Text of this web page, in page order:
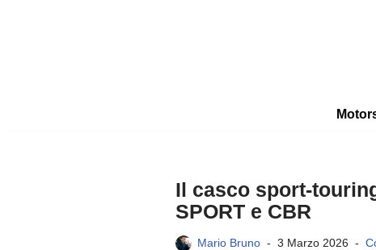
Il casco sport-
SPORT e CBR
Mario Bruno 3 Marzo 2026